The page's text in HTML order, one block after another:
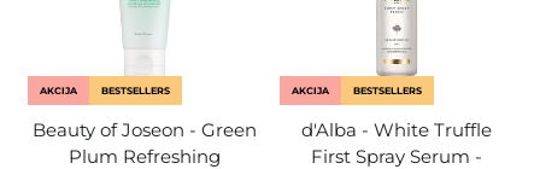
AKCIJA BESTSELLERS
Beauty of Joseon - Green
Plum Refreshing
AKCIJA BESTSELLERS
d'Alba - White Truffle
First Spray Serum -